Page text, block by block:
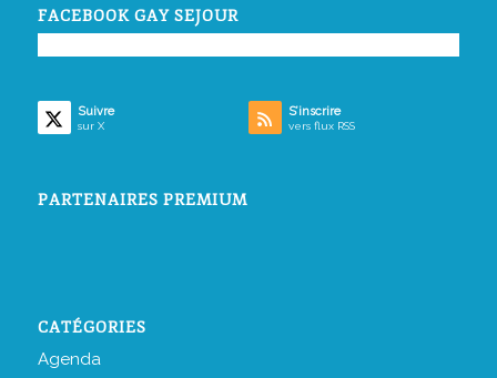
FACEBOOK GAY SEJOUR
Suivre
sur X
S’inscrire
vers flux RSS
PARTENAIRES PREMIUM
CATÉGORIES
Agenda